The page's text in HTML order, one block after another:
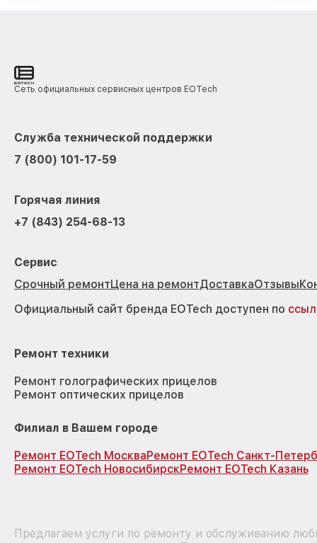
Сеть официальных сервисных центров EOTech
Служба технической поддержки
7 (800) 101-17-59
Горячая линия
+7 (843) 254-68-13
Сервис
Срочный ремонтЦена на ремонтДоставкаОтзывы
Официальный сайт бренда EOTech доступен по
Ремонт техники
Ремонт голографических прицелов
Ремонт оптических прицелов
Филиал в Вашем городе
Ремонт EOTech МоскваРемонт EOTech Санкт-
Ремонт EOTech НовосибирскРемонт EOTech Казань
Предлагаем услуги по ремонту и обслуживанию